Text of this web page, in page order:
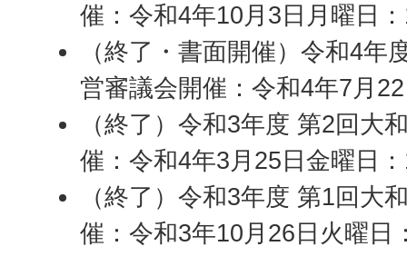
催：令和4年10月3日月曜日
（終了・書面開催）令和4年
営審議会開催：令和4年7月
（終了）令和3年度 第2回大
催：令和4年3月25日金曜日
（終了）令和3年度 第1回大
催：令和3年10月26日火曜日